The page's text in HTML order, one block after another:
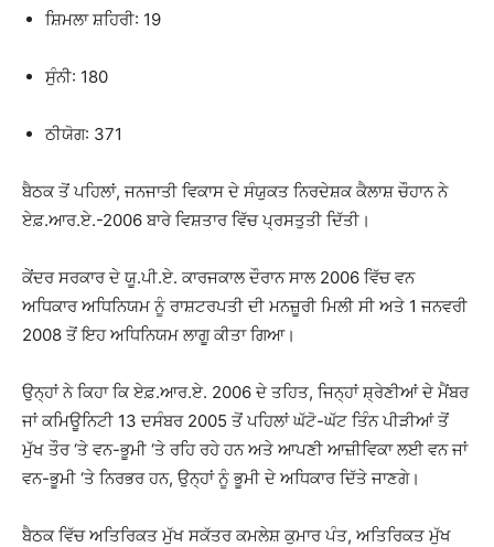
ਸ਼ਿਮਲਾ ਸ਼ਹਿਰੀ: 19
ਸੁੰਨੀ: 180
ਠੀਯੋਗ: 371
ਬੈਠਕ ਤੋਂ ਪਹਿਲਾਂ, ਜਨਜਾਤੀ ਵਿਕਾਸ ਦੇ ਸੰਯੁਕਤ ਨਿਰਦੇਸ਼ਕ ਕੈਲਾਸ਼ ਚੌਹਾਨ ਨੇ
ਏਫ਼.ਆਰ.ਏ.-2006 ਬਾਰੇ ਵਿਸ਼ਤਾਰ ਵਿੱਚ ਪ੍ਰਸਤੁਤੀ ਦਿੱਤੀ।
ਕੇਂਦਰ ਸਰਕਾਰ ਦੇ ਯੂ.ਪੀ.ਏ. ਕਾਰਜਕਾਲ ਦੌਰਾਨ ਸਾਲ 2006 ਵਿੱਚ ਵਨ
ਅਧਿਕਾਰ ਅਧਿਨਿਯਮ ਨੂੰ ਰਾਸ਼ਟਰਪਤੀ ਦੀ ਮਨਜ਼ੂਰੀ ਮਿਲੀ ਸੀ ਅਤੇ 1 ਜਨਵਰੀ
2008 ਤੋਂ ਇਹ ਅਧਿਨਿਯਮ ਲਾਗੂ ਕੀਤਾ ਗਿਆ।
ਉਨ੍ਹਾਂ ਨੇ ਕਿਹਾ ਕਿ ਏਫ਼.ਆਰ.ਏ. 2006 ਦੇ ਤਹਿਤ, ਜਿਨ੍ਹਾਂ ਸ਼੍ਰੇਣੀਆਂ ਦੇ ਮੈਂਬਰ
ਜਾਂ ਕਮਿਊਨਿਟੀ 13 ਦਸੰਬਰ 2005 ਤੋਂ ਪਹਿਲਾਂ ਘੱਟੋ-ਘੱਟ ਤਿੰਨ ਪੀੜੀਆਂ ਤੋਂ
ਮੁੱਖ ਤੌਰ ‘ਤੇ ਵਨ-ਭੂਮੀ ‘ਤੇ ਰਹਿ ਰਹੇ ਹਨ ਅਤੇ ਆਪਣੀ ਆਜ਼ੀਵਿਕਾ ਲਈ ਵਨ ਜਾਂ
ਵਨ-ਭੂਮੀ ‘ਤੇ ਨਿਰਭਰ ਹਨ, ਉਨ੍ਹਾਂ ਨੂੰ ਭੂਮੀ ਦੇ ਅਧਿਕਾਰ ਦਿੱਤੇ ਜਾਣਗੇ।
ਬੈਠਕ ਵਿੱਚ ਅਤਿਰਿਕਤ ਮੁੱਖ ਸਕੱਤਰ ਕਮਲੇਸ਼ ਕੁਮਾਰ ਪੰਤ, ਅਤਿਰਿਕਤ ਮੁੱਖ